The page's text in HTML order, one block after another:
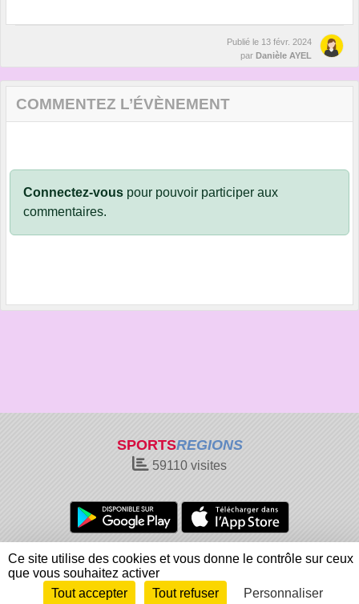
Publié le 13 févr. 2024
par Danièle AYEL
COMMENTEZ L’ÉVÈNEMENT
Connectez-vous pour pouvoir participer aux
commentaires.
SPORTSREGIONS
59110 visites
Charte cookies
Gestion des cookies
Informations légales
Signaler un contenu inapproprié
Envie de participer ?
Connexion
Ce site utilise des cookies et vous donne le contrôle sur ceux
que vous souhaitez activer
Tout accepter
Tout refuser Personnaliser